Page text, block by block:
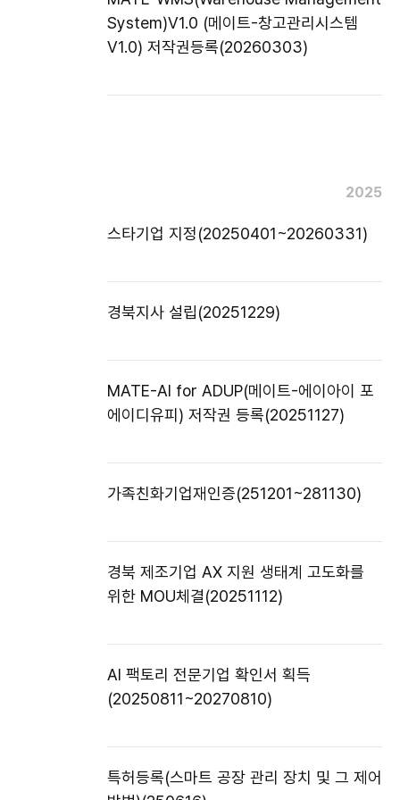
System)V1.0 (메이트-창고관리시스템
V1.0) 저작권등록(20260303)
2025
스타기업 지정(20250401~20260331)
경북지사 설립(20251229)
MATE-AI for ADUP(메이트-에이아이 포
에이디유피) 저작권 등록(20251127)
가족친화기업재인증(251201~281130)
경북 제조기업 AX 지원 생태계 고도화를
위한 MOU체결(20251112)
AI 팩토리 전문기업 확인서 획득
(20250811~20270810)
특허등록(스마트 공장 관리 장치 및 그 제어